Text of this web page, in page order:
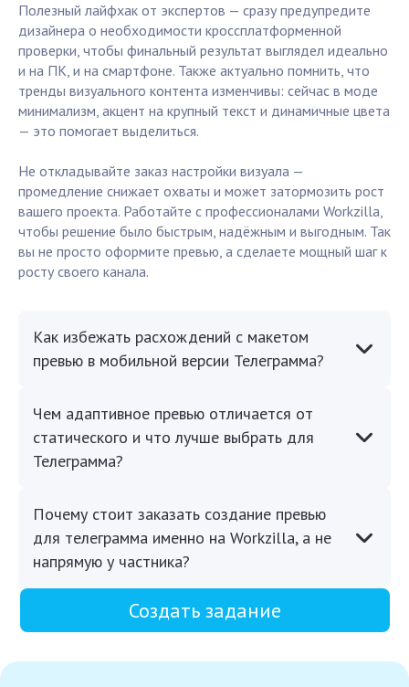
Полезный лайфхак от экспертов — сразу предупредите
дизайнера о необходимости кроссплатформенной
проверки, чтобы финальный результат выглядел идеально
и на ПК, и на смартфоне. Также актуально помнить, что
тренды визуального контента изменчивы: сейчас в моде
минимализм, акцент на крупный текст и динамичные цвета
— это помогает выделиться.
Не откладывайте заказ настройки визуала —
промедление снижает охваты и может затормозить рост
вашего проекта. Работайте с профессионалами Workzilla,
чтобы решение было быстрым, надёжным и выгодным. Так
вы не просто оформите превью, а сделаете мощный шаг к
росту своего канала.
Как избежать расхождений с макетом
превью в мобильной версии Телеграмма?
Чем адаптивное превью отличается от
статического и что лучше выбрать для
Телеграмма?
Почему стоит заказать создание превью
для телеграмма именно на Workzilla, а не
напрямую у частника?
Создать задание